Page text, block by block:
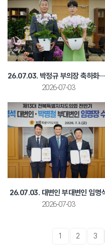
26.07.03. 박정규 부의장 축하화분 기부
2026-07-03
26.07.03. 대변인 부대변인 임명
2026-07-03
1 2 3